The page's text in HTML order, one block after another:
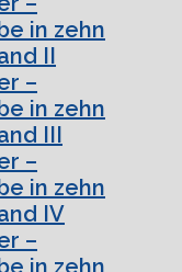
in zehn
II
–
in zehn
III
–
in zehn
IV
–